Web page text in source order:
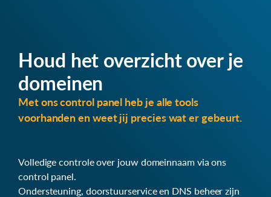
Houd het overzicht over je
domeinen
Met ons control panel heb je alle tools
voorhanden en weet jij precies wat er gebeurt.
Volledige controle over jouw domeinnaam via ons
control panel.
Ondersteuning, doorstuurservice en DNS beheer zijn